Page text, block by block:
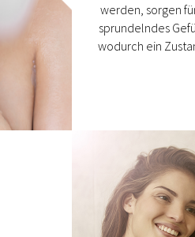
werden, sorgen
sprundelndes
wodurch ein